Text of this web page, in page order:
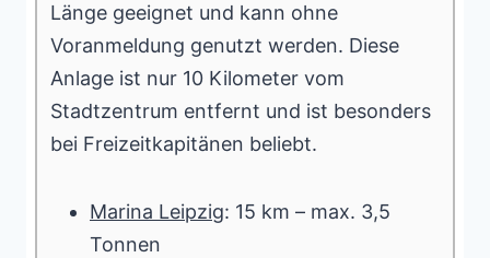
Länge geeignet und kann ohne
Voranmeldung genutzt werden. Diese
Anlage ist nur 10 Kilometer vom
Stadtzentrum entfernt und ist besonders
bei Freizeitkapitänen beliebt.
Marina Leipzig: 15 km – max. 3,5
Tonnen